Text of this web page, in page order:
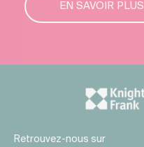
EN SAVOIR PLUS
Retrouvez-nous sur